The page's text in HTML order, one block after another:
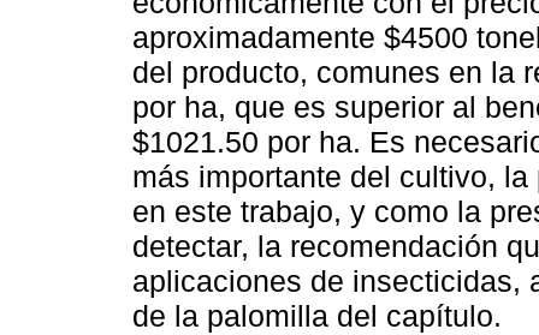
aproximadamente $4500
del producto, comunes en la
por ha, que es superior al
$1021.50 por ha. Es
más importante del cultivo,
en este trabajo, y como la
detectar, la recomendación
aplicaciones de insecticidas,
de la palomilla del capítulo.